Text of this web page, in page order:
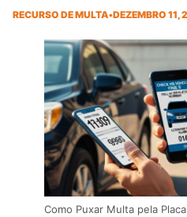
RECURSO DE MULTA•DEZEMBRO 11,
Como Puxar Multa pela